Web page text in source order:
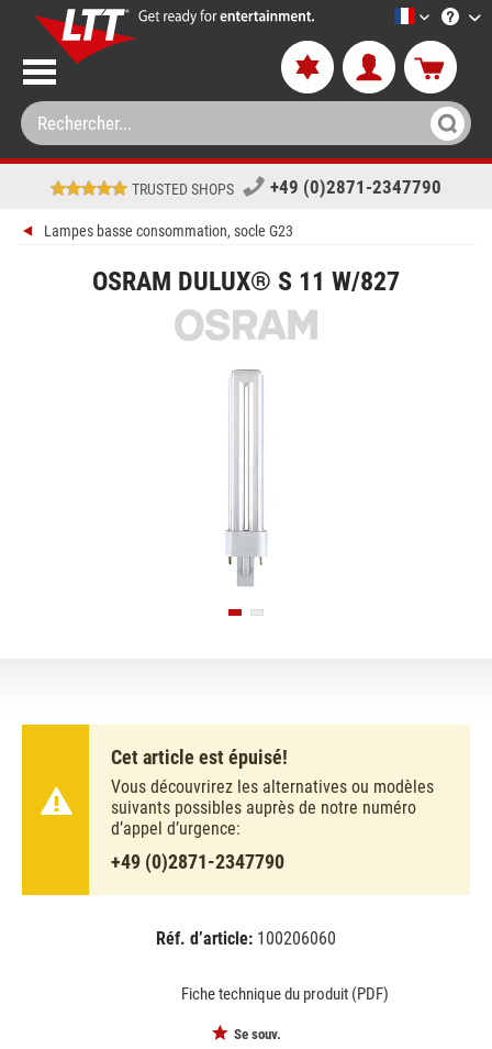
LTT-
TRUSTED SHOPS +49 (0)2871-2347790
Lampes basse consommation, socle G23
OSRAM DULUX® S 11 W/827
Cet article est épuisé!
Vous découvrirez les alternatives ou modèles
suivants possibles auprès de notre numéro
d’appel d’urgence:
+49 (0)2871-2347790
Réf. d’article: 100206060
Fiche technique du produit (PDF)
Se souv.